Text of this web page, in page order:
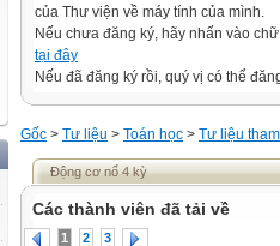
của Thư viện về máy tính của mình.
Nếu chưa đăng ký, hãy nhấn vào chữ
tại đây
Nếu đã đăng ký rồi, quý vị có thể
Gốc > Tư liệu > Toán học > Tư liệu
Động cơ nổ 4 kỳ
Các thành viên đã tải về
1 2 3